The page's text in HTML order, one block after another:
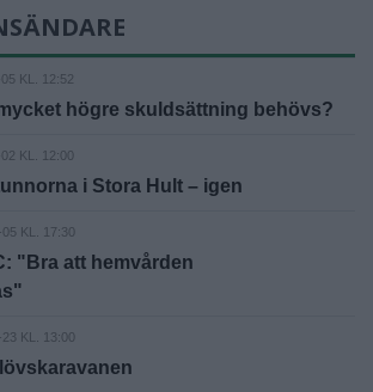
KL. 12:52
högre skuldsättning behövs?
KL. 12:00
i Stora Hult – igen
KL. 17:30
"Bra att hemvården
KL. 13:00